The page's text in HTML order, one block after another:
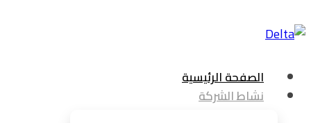
الصفحة الرئيسية
نشاط الشركة